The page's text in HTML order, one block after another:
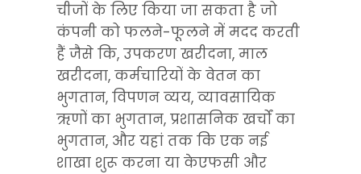
चीजों के लिए किया जा सकता है जो
कंपनी को फलने-फूलने में मदद करती
हैं जैसे कि, उपकरण खरीदना, माल
खरीदना, कर्मचारियों के वेतन का
भुगतान, विपणन व्यय, व्यावसायिक
ऋणों का भुगतान, प्रशासनिक खर्चों का
भुगतान, और यहां तक कि एक नई
शाखा शुरू करना या केएफसी और